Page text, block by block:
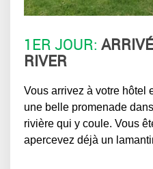
1ER JOUR:
RIVER
Vous arrivez à votre hôtel
une belle promenade
rivière qui y coule. Vous
apercevez déjà un